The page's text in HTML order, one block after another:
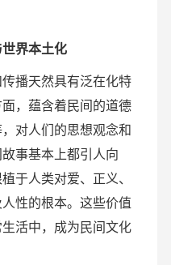
界本土化
播天然具有泛在化特
，蕴含着民间的道德
对人们的思想观念和
事基本上都引人向
于人类对爱、正义、
性的根本。这些价值
活中，成为民间文化